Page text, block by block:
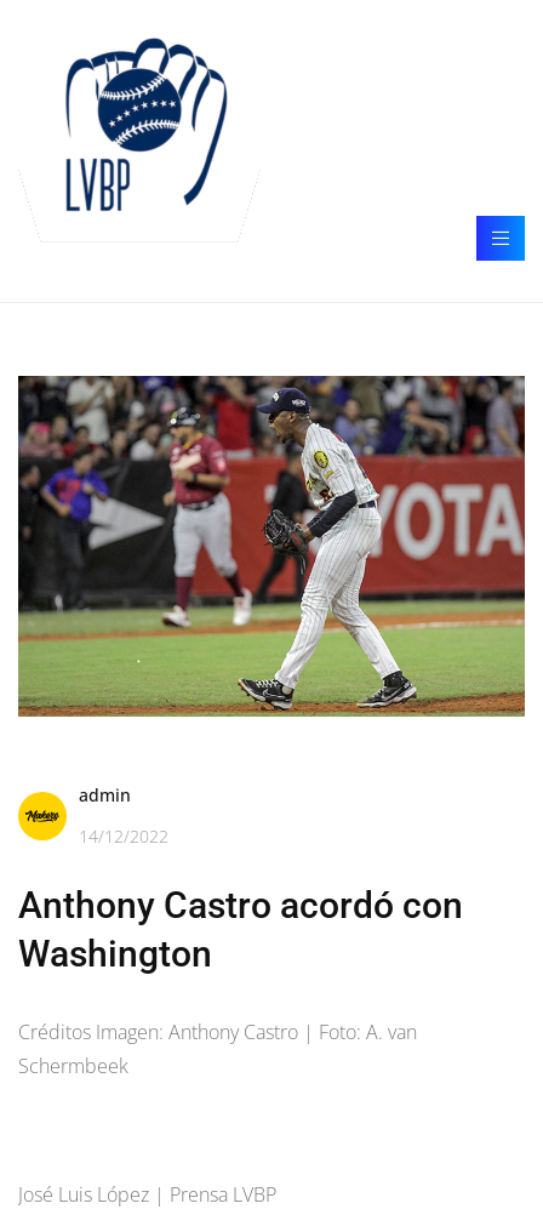
admin
14/12/2022
Anthony Castro acordó con
Washington
Créditos Imagen: Anthony Castro | Foto: A. van
Schermbeek
José Luis López | Prensa LVBP